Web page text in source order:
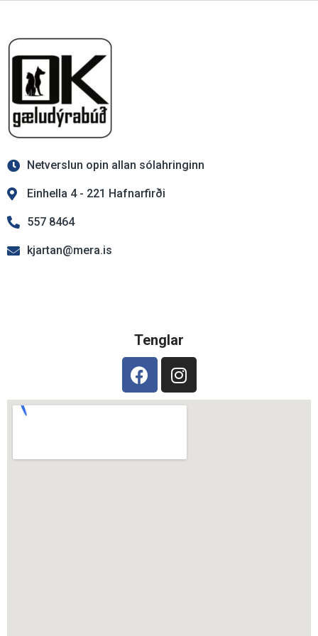
Netverslun opin allan sólahringinn
Einhella 4 - 221 Hafnarfirði
557 8464
kjartan@mera.is
Tenglar